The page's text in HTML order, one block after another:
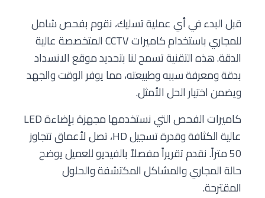
قبل البدء في أي عملية تسليك، نقوم بفحص شامل
للمجاري باستخدام كاميرات CCTV المتخصصة عالية
الدقة. هذه التقنية تسمح لنا بتحديد موقع الانسداد
بدقة ومعرفة سببه وطبيعته، مما يوفر الوقت والجهد
ويضمن اختيار الحل الأمثل.
كاميرات الفحص التي نستخدمها مجهزة بإضاءة LED
عالية الكثافة وقدرة تسجيل HD، تصل لأعماق تتجاوز
50 متراً. نقدم تقريراً مفصلاً بالفيديو للعميل يوضح
حالة المجاري والمشاكل المكتشفة والحلول
المقترحة.